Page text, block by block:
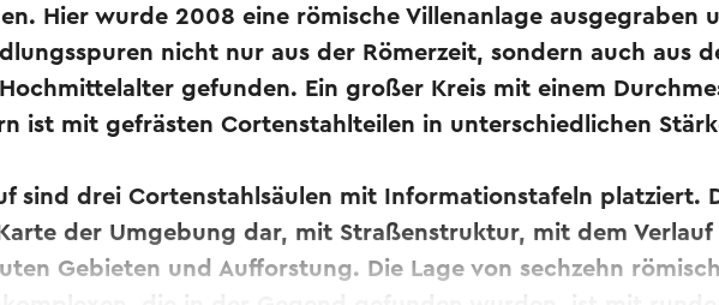
Hier wurde 2008 eine römische Villenanlage ausgegraben
nicht nur aus der Römerzeit, sondern auch aus
gefunden. Ein großer Kreis mit einem
ist mit gefrästen Cortenstahlteilen in unterschiedlichen
sind drei Cortenstahlsäulen mit Informationstafeln platziert.
der Umgebung dar, mit Straßenstruktur, mit dem
Gebieten und Aufforstung. Die Lage von sechzehn